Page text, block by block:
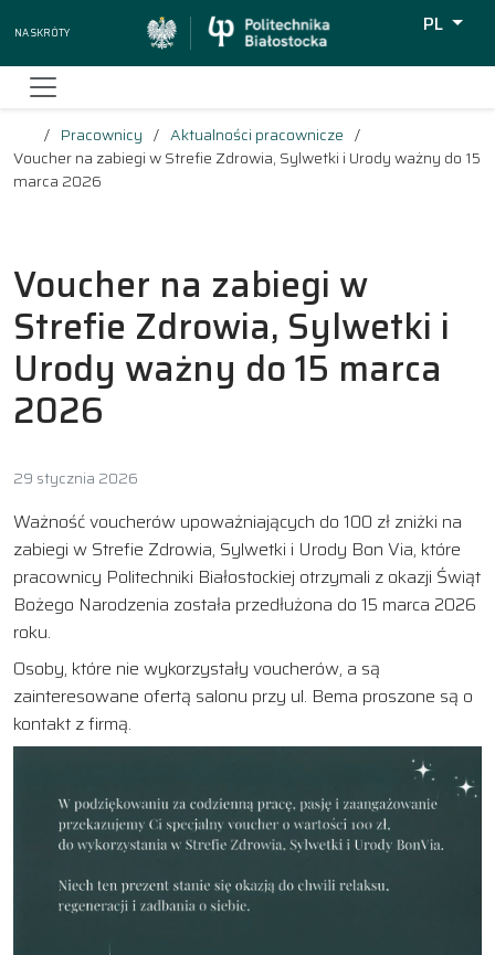
Na skróty
PL
Pracownicy
Aktualności pracownicze
Voucher na zabiegi w Strefie Zdrowia, Sylwetki i Urody ważny do 15
marca 2026
Voucher na zabiegi w
Strefie Zdrowia, Sylwetki i
Urody ważny do 15 marca
2026
29 stycznia 2026
Ważność voucherów upoważniających do 100 zł zniżki na
zabiegi w Strefie Zdrowia, Sylwetki i Urody Bon Via, które
pracownicy Politechniki Białostockiej otrzymali z okazji Świąt
Bożego Narodzenia została przedłużona do 15 marca 2026
roku.
Osoby, które nie wykorzystały voucherów, a są
zainteresowane ofertą salonu przy ul. Bema proszone są o
kontakt z firmą.